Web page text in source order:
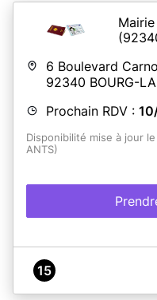
6 Boulevard
92340 BOURG-
Prochain RDV :
Disponibilité mise à jour
ANTS)
15